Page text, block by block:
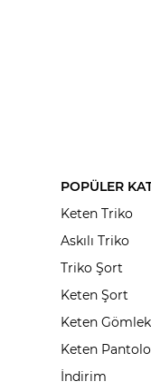
POPÜLER
Keten Triko
Askılı Triko
Triko Şort
Keten Şort
Keten Gömlek
Keten
İndirim